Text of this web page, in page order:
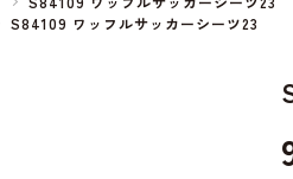
S84109 ワッフルサッカーシーツ23